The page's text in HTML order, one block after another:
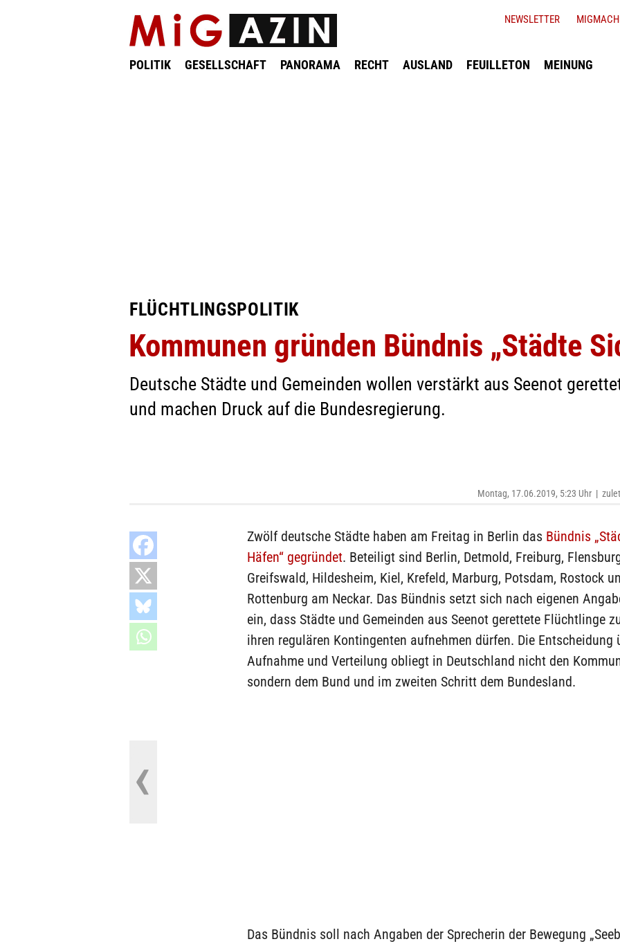
POLITIK GESELLSCHAFT PANORAMA RECHT AUSLAND FEUILLETON MEINUNG
NEWSLETTER
FLÜCHTLINGSPOLITIK
Kommunen gründen Bündnis „Städte
Deutsche Städte und Gemeinden wollen verstärkt aus Seenot
und machen Druck auf die Bundesregierung.
Montag, 17.06.2019, 5:23 Uhr |
Zwölf deutsche Städte haben am Freitag in Berlin das Bündnis
Häfen“ gegründet. Beteiligt sind Berlin, Detmold, Freiburg,
Greifswald, Hildesheim, Kiel, Krefeld, Marburg, Potsdam, Rostock
Rottenburg am Neckar. Das Bündnis setzt sich nach eigenen
ein, dass Städte und Gemeinden aus Seenot gerettete Flüchtlinge
ihren regulären Kontingenten aufnehmen dürfen. Die Entscheidung
Aufnahme und Verteilung obliegt in Deutschland nicht den
sondern dem Bund und im zweiten Schritt dem Bundesland.
Das Bündnis soll nach Angaben der Sprecherin der Bewegung